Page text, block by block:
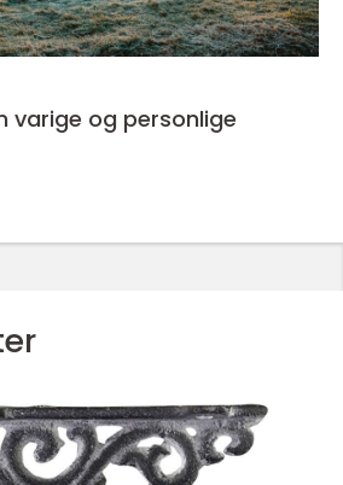
varige og personlige